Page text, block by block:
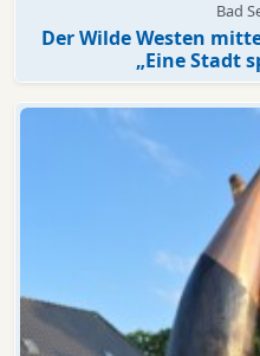
Bad
Der Wilde Westen
„Eine Stadt